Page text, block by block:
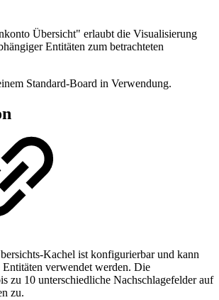
Übersicht" erlaubt die Visualisierung
Entitäten zum betrachteten
Standard-Board in Verwendung.
Kachel ist konfigurierbar und kann
Entitäten verwendet werden. Die
zu 10 unterschiedliche Nachschlagefelder auf
zu.